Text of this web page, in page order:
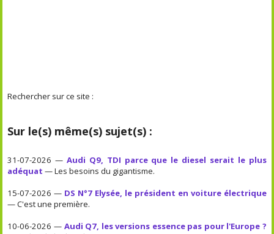
Rechercher sur ce site :
Sur le(s) même(s) sujet(s) :
31-07-2026 —Audi Q9, TDI parce que le diesel serait le plus
adéquat — Les besoins du gigantisme.
15-07-2026 — DS N°7 Elysée, le président en voiture électrique
— C'est une première.
10-06-2026 — Audi Q7, les versions essence pas pour l'Europe ?